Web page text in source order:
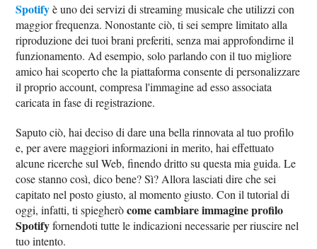
Spotifyè uno dei servizi di streaming musicale che utilizzi con
maggior frequenza. Nonostante ciò, ti sei sempre limitato alla
riproduzione dei tuoi brani preferiti, senza mai approfondirne il
funzionamento. Ad esempio, solo parlando con il tuo migliore
amico hai scoperto che la piattaforma consente di personalizzare
il proprio account, compresa l'immagine ad esso associata
caricata in fase di registrazione.
Saputo ciò, hai deciso di dare una bella rinnovata al tuo profilo
e, per avere maggiori informazioni in merito, hai effettuato
alcune ricerche sul Web, finendo dritto su questa mia guida. Le
cose stanno così, dico bene? Sì? Allora lasciati dire che sei
capitato nel posto giusto, al momento giusto. Con il tutorial di
oggi, infatti, ti spiegheròcome cambiare immagine profilo
Spotifyfornendoti tutte le indicazioni necessarie per riuscire nel
tuo intento.